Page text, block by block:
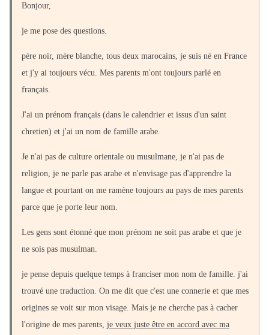
Bonjour,
je me pose des questions.
père noir, mère blanche, tous deux marocains, je suis né en France
et j'y ai toujours vécu. Mes parents m'ont toujours parlé en
français.
J'ai un prénom français (dans le calendrier et issus d'un saint
chretien) et j'ai un nom de famille arabe.
Je n'ai pas de culture orientale ou musulmane, je n'ai pas de
religion, je ne parle pas arabe et n'envisage pas d'apprendre la
langue et pourtant on me ramène toujours au pays de mes parents
parce que je porte leur nom.
Les gens sont étonné que mon prénom ne soit pas arabe et que je
ne sois pas musulman.
je pense depuis quelque temps à franciser mon nom de famille. j'ai
trouvé une traduction. On me dit que c'est une connerie et que mes
origines se voit sur mon visage. Mais je ne cherche pas à cacher
l'origine de mes parents, je veux juste être en accord avec ma